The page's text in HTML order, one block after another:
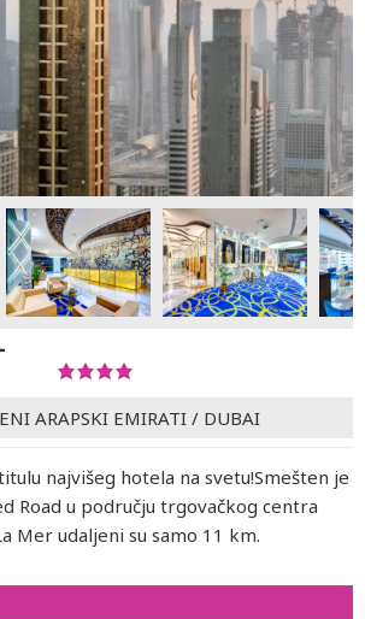
ARAPSKI EMIRATI/ DUBAI
najvišeg hotela na svetu!Smešten je
Road u području trgovačkog centra
Mer udaljeni su samo 11 km.